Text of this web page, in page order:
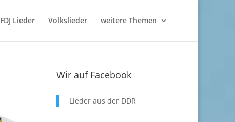
FDJ Lieder Volkslieder weitere Themen
Wir auf Facebook
Lieder aus der DDR